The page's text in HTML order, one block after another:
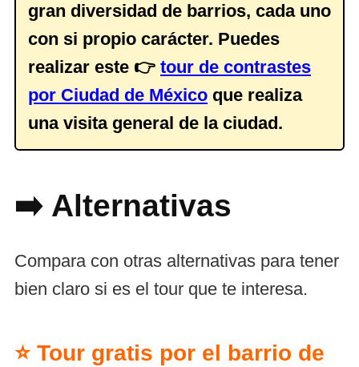
gran diversidad de barrios, cada uno
con si propio carácter. Puedes
realizar este 👉 tour de contrastes
por Ciudad de México que realiza
una visita general de la ciudad.
➡️ Alternativas
Compara con otras alternativas para tener
bien claro si es el tour que te interesa.
⭐ Tour gratis por el barrio de